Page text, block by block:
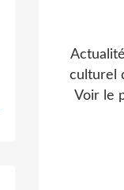
culturel
Voir le